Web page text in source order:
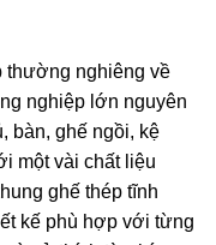
thường nghiêng về
nghiệp lớn nguyên
bàn, ghế ngồi, kệ
một vài chất liệu
ghế thép tĩnh
kế phù hợp với từng